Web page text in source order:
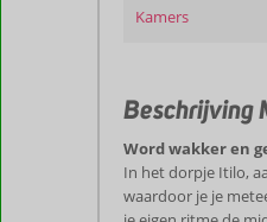
Kamers
Beschrijving
Word wakker en
In het dorpje Itilo,
waardoor je je